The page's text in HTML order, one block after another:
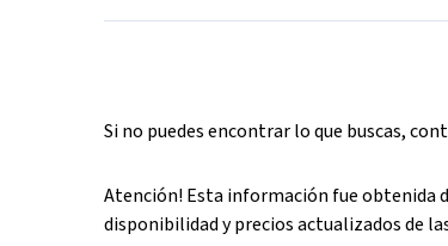
Si no puedes encontrar lo que buscas,
Atención! Esta información fue obtenida
disponibilidad y precios actualizados de